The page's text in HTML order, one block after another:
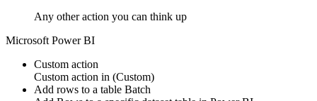
Any other action you can think up
Microsoft Power BI
Custom action
Custom action in (Custom)
Add rows to a table Batch